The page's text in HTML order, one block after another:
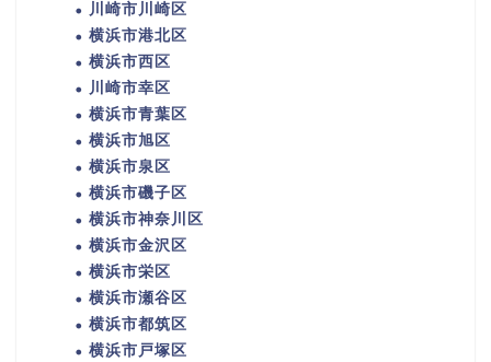
川崎市川崎区
横浜市港北区
横浜市西区
川崎市幸区
横浜市青葉区
横浜市旭区
横浜市泉区
横浜市磯子区
横浜市神奈川区
横浜市金沢区
横浜市栄区
横浜市瀬谷区
横浜市都筑区
横浜市戸塚区